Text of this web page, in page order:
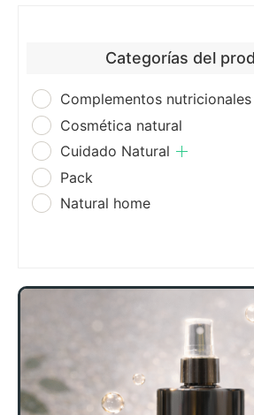
Categorías del
Complementos nutricionales
Cosmética natural
Cuidado Natural
Pack
Natural home